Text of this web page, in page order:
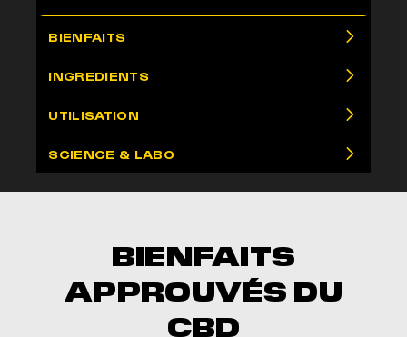
BIENFAITS
INGREDIENTS
UTILISATION
SCIENCE & LABO
BIENFAITS
APPROUVÉS DU
CBD